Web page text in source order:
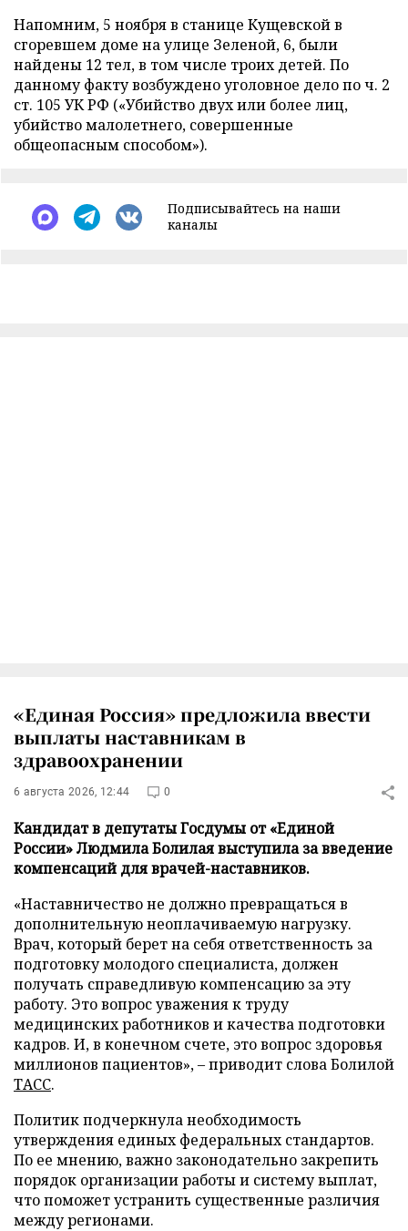
Напомним, 5 ноября в станице Кущевской в
сгоревшем доме на улице Зеленой, 6, были
найдены 12 тел, в том числе троих детей. По
данному факту возбуждено уголовное дело по ч. 2
ст. 105 УК РФ («Убийство двух или более лиц,
убийство малолетнего, совершенные
общеопасным способом»).
Подписывайтесь на наши
каналы
«Единая Россия» предложила ввести
выплаты наставникам в
здравоохранении
6 августа 2026, 12:44 0
Кандидат в депутаты Госдумы от «Единой
России» Людмила Болилая выступила за введение
компенсаций для врачей-наставников.
«Наставничество не должно превращаться в
дополнительную неоплачиваемую нагрузку.
Врач, который берет на себя ответственность за
подготовку молодого специалиста, должен
получать справедливую компенсацию за эту
работу. Это вопрос уважения к труду
медицинских работников и качества подготовки
кадров. И, в конечном счете, это вопрос здоровья
миллионов пациентов», – приводит слова Болилой
ТАСС.
Политик подчеркнула необходимость
утверждения единых федеральных стандартов.
По ее мнению, важно законодательно закрепить
порядок организации работы и систему выплат,
что поможет устранить существенные различия
между регионами.